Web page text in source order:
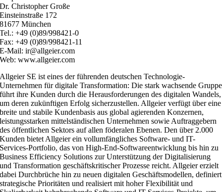
Dr. Christopher Große
Einsteinstraße 172
81677 München
Tel.: +49 (0)89/998421-0
Fax: +49 (0)89/998421-11
E-Mail: ir@allgeier.com
Web: www.allgeier.com
Allgeier SE ist eines der führenden deutschen Technologie-
Unternehmen für digitale Transformation: Die stark wachsende Gruppe
führt ihre Kunden durch die Herausforderungen des digitalen Wandels,
um deren zukünftigen Erfolg sicherzustellen. Allgeier verfügt über eine
breite und stabile Kundenbasis aus global agierenden Konzernen,
leistungsstarken mittelständischen Unternehmen sowie Auftraggebern
des öffentlichen Sektors auf allen föderalen Ebenen. Den über 2.000
Kunden bietet Allgeier ein vollumfängliches Software- und IT-
Services-Portfolio, das von High-End-Softwareentwicklung bis hin zu
Business Efficiency Solutions zur Unterstützung der Digitalisierung
und Transformation geschäftskritischer Prozesse reicht. Allgeier erzielt
dabei Durchbrüche hin zu neuen digitalen Geschäftsmodellen, definiert
strategische Prioritäten und realisiert mit hoher Flexibilität und